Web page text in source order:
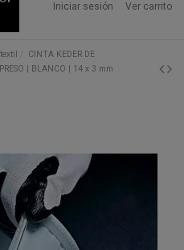
Iniciar sesión Ver carrito
CINTA KEDER DE
| BLANCO | 14 x 3 mm